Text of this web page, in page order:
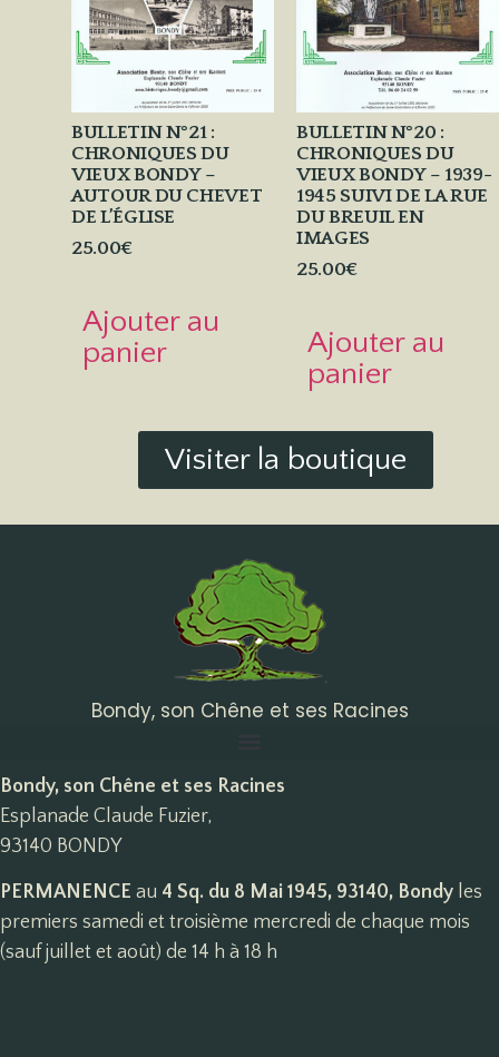
BULLETIN N°21 :
CHRONIQUES DU
VIEUX BONDY –
AUTOUR DU CHEVET
DE L’ÉGLISE
25.00€
Ajouter au
panier
BULLETIN N°20 :
CHRONIQUES DU
VIEUX BONDY – 1939-
1945 SUIVI DE LA RUE
DU BREUIL EN
IMAGES
25.00€
Ajouter au
panier
Visiter la boutique
Bondy, son Chêne et ses Racines
Bondy, son Chêne et ses Racines
Esplanade Claude Fuzier,
93140 BONDY
PERMANENCE au 4 Sq. du 8 Mai 1945, 93140, Bondy les
premiers samedi et troisième mercredi de chaque mois
(sauf juillet et août) de 14 h à 18 h